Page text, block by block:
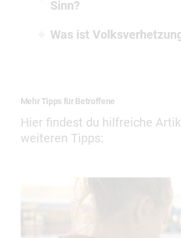
Sinn?
Was ist
Mehr Tipps für Betroffene
Hier findest du hilfreiche
weiteren Tipps: